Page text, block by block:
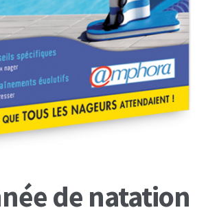
de natation